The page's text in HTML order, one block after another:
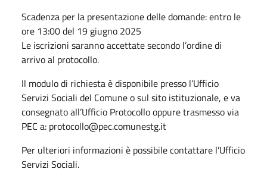
Scadenza per la presentazione delle domande: entro le
ore 13:00 del 19 giugno 2025
Le iscrizioni saranno accettate secondo l’ordine di
arrivo al protocollo.
Il modulo di richiesta è disponibile presso l’Ufficio
Servizi Sociali del Comune o sul sito istituzionale, e va
consegnato all’Ufficio Protocollo oppure trasmesso via
PEC a: protocollo@pec.comunestg.it
Per ulteriori informazioni è possibile contattare l’Ufficio
Servizi Sociali.